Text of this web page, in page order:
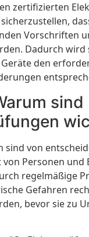
zertifizierten
Vorschriften
Dadurch wird
den
sind
sind von
Personen und
regelmäßige
Gefahren
bevor sie zu